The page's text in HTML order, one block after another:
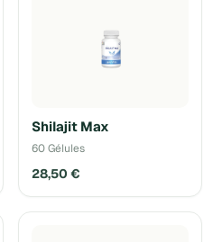
Shilajit Max
60 Gélules
28,50 €